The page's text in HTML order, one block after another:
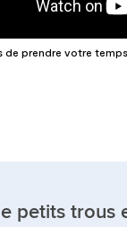
de prendre votre
petits trous